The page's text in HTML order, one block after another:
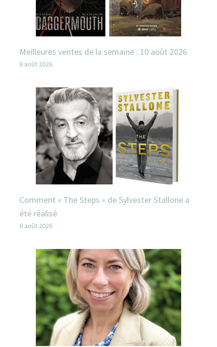
Meilleures ventes de la semaine : 10 août 2026
8 août 2026
Comment « The Steps » de Sylvester Stallone a
été réalisé
8 août 2026